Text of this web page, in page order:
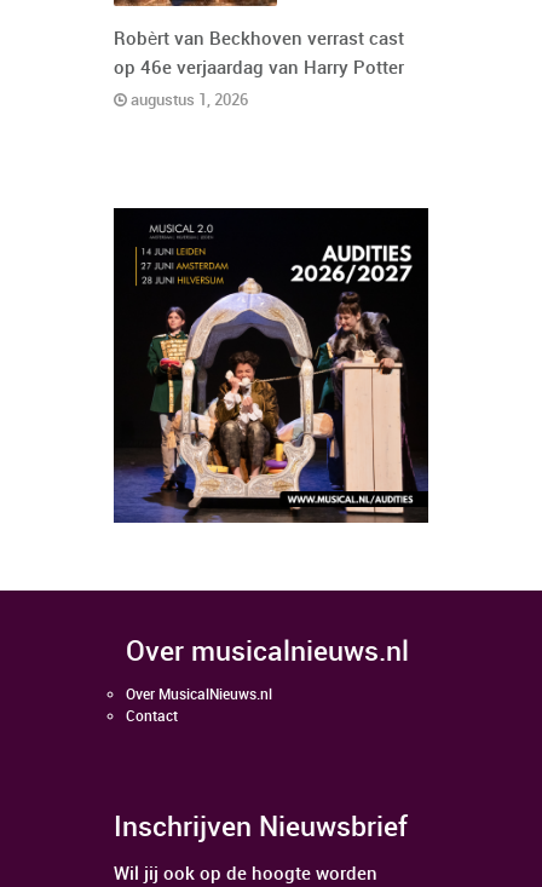
Robèrt van Beckhoven verrast cast
op 46e verjaardag van Harry Potter
augustus 1, 2026
over musicalnieuws.nl
Over MusicalNieuws.nl
Contact
Inschrijven Nieuwsbrief
Wil jij ook op de hoogte worden